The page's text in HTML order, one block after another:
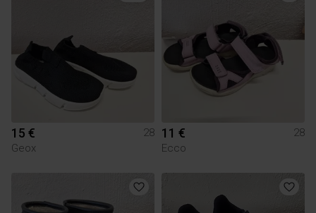
15 €
28
Geox
11 €
28
Ecco